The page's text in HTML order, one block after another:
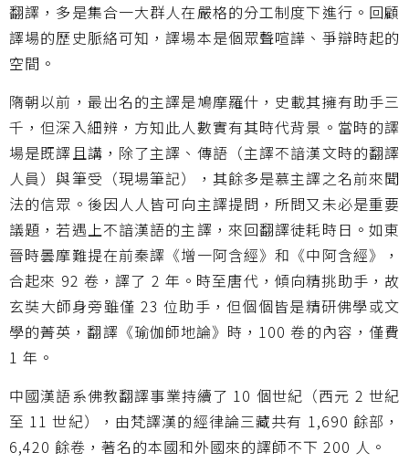
翻譯，多是集合一大群人在嚴格的分工制度下進行。回顧
譯場的歷史脈絡可知，譯場本是個眾聲喧譁、爭辯時起的
空間。
隋朝以前，最出名的主譯是鳩摩羅什，史載其擁有助手三
千，但深入細辨，方知此人數實有其時代背景。當時的譯
場是既譯且講，除了主譯、傳語（主譯不諳漢文時的翻譯
人員）與筆受（現場筆記），其餘多是慕主譯之名前來聞
法的信眾。後因人人皆可向主譯提問，所問又未必是重要
議題，若遇上不諳漢語的主譯，來回翻譯徒耗時日。如東
晉時曇摩難提在前秦譯《增一阿含經》和《中阿含經》，
合起來 92 卷，譯了 2 年。時至唐代，傾向精挑助手，故
玄奘大師身旁雖僅 23 位助手，但個個皆是精研佛學或文
學的菁英，翻譯《瑜伽師地論》時，100 卷的內容，僅費
1 年。
中國漢語系佛教翻譯事業持續了 10 個世紀（西元 2 世紀
至 11 世紀），由梵譯漢的經律論三藏共有 1,690 餘部，
6,420 餘卷，著名的本國和外國來的譯師不下 200 人。